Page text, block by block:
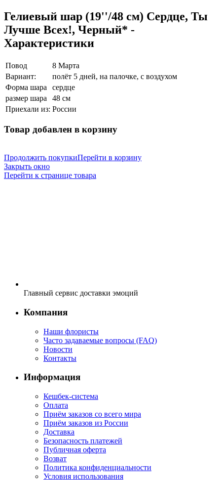
Гелиевый шар (19''/48 см) Сердце, Ты
Лучше Всех!, Черный* -
Характеристики
Повод
8 Марта
Вариант:
полёт 5 дней, на палочке, с воздухом
Форма шара
сердце
размер шара
48 см
Приехали из: России
Товар добавлен в корзину
Продолжить покупкиПерейти в корзину
Закрыть окно
Перейти к странице товара
Главный сервис доставки эмоций
Компания
Наши флористы
Часто задаваемые вопросы (FAQ)
Новости
Контакты
Информация
Кешбек-система
Оплата
Приём заказов со всего мира
Приём заказов из России
Доставка
Безопасность платежей
Публичная оферта
Возват
Политика конфиденциальности
Условия использования